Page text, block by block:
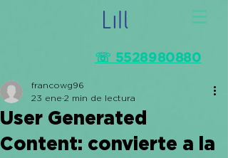
☏ 5528980880
User Generated
Content: convierte a la
francowg96
23 ene 2 min de lectura